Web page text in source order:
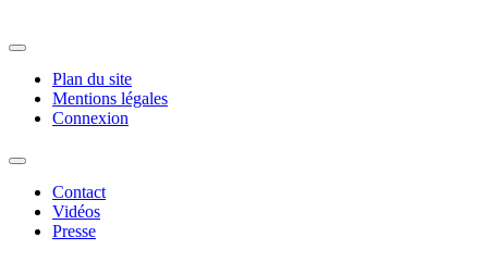
Plan du site
Mentions légales
Connexion
Contact
Vidéos
Presse